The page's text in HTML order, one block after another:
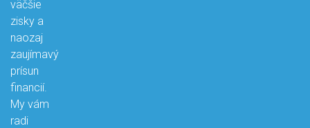
väčšie
zisky a
naozaj
zaujímavý
prísun
financií.
My vám
radi